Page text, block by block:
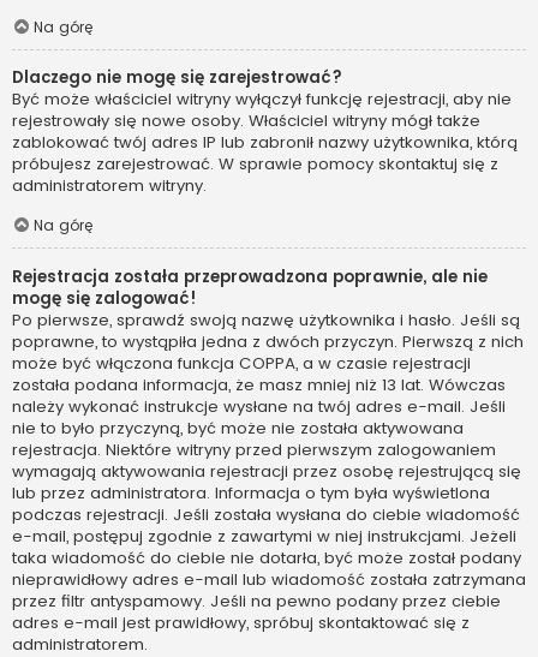
Na górę
Dlaczego nie mogę się zarejestrować?
Być może właściciel witryny wyłączył funkcję rejestracji, aby nie
rejestrowały się nowe osoby. Właściciel witryny mógł także
zablokować twój adres IP lub zabronił nazwy użytkownika, którą
próbujesz zarejestrować. W sprawie pomocy skontaktuj się z
administratorem witryny.
Na górę
Rejestracja została przeprowadzona poprawnie, ale nie
mogę się zalogować!
Po pierwsze, sprawdź swoją nazwę użytkownika i hasło. Jeśli są
poprawne, to wystąpiła jedna z dwóch przyczyn. Pierwszą z nich
może być włączona funkcja COPPA, a w czasie rejestracji
została podana informacja, że masz mniej niż 13 lat. Wówczas
należy wykonać instrukcje wysłane na twój adres e-mail. Jeśli
nie to było przyczyną, być może nie została aktywowana
rejestracja. Niektóre witryny przed pierwszym zalogowaniem
wymagają aktywowania rejestracji przez osobę rejestrującą się
lub przez administratora. Informacja o tym była wyświetlona
podczas rejestracji. Jeśli została wysłana do ciebie wiadomość
e-mail, postępuj zgodnie z zawartymi w niej instrukcjami. Jeżeli
taka wiadomość do ciebie nie dotarła, być może został podany
nieprawidłowy adres e-mail lub wiadomość została zatrzymana
przez filtr antyspamowy. Jeśli na pewno podany przez ciebie
adres e-mail jest prawidłowy, spróbuj skontaktować się z
administratorem.